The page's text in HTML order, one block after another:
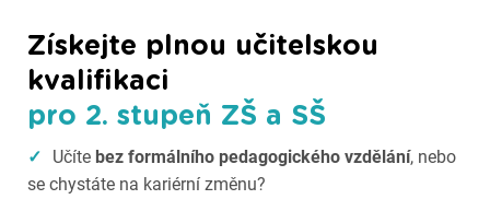
Získejte plnou učitelskou
kvalifikaci
pro 2. stupeň ZŠ a SŠ
✓ Učíte bez formálního pedagogického vzdělání, nebo
se chystáte na kariérní změnu?